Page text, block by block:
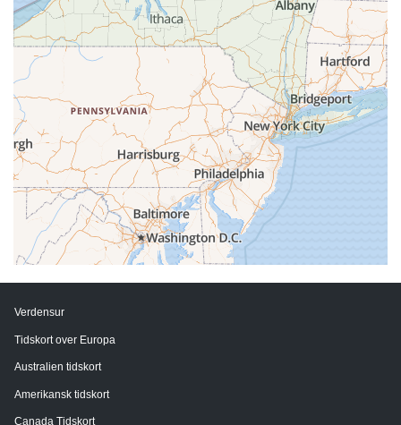
Verdensur
Tidskort over Europa
Australien tidskort
Amerikansk tidskort
Canada Tidskort